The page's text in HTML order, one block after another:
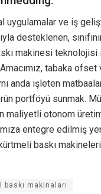
uygulamalar ve iş
desteklenen,
makinesi teknolojisi
tabaka ofset
anda işleten
portföyü sunmak.
maliyetli otonom
entegre edilmiş
baskı
baskı makinaları